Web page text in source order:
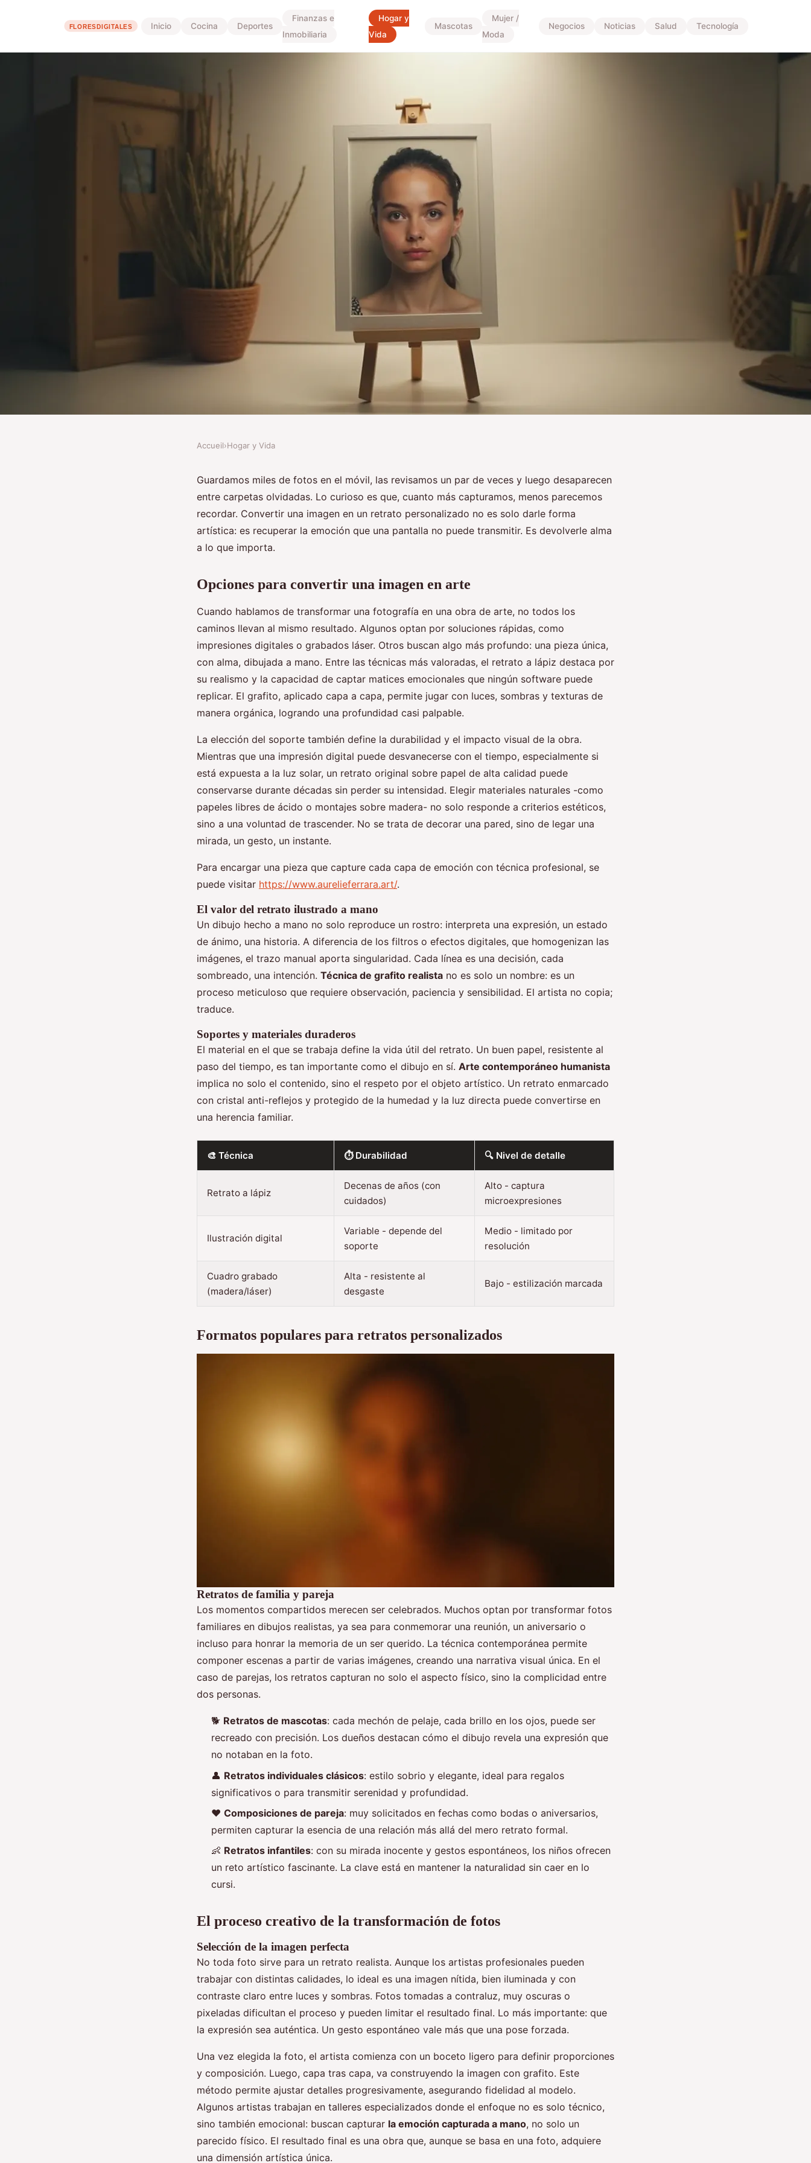
Inicio Cocina Deportes
Finanzas e
Inmobiliaria
Hogar y
Vida
Mascotas
Mujer /
Moda
Negocios Noticias Salud Tecnología
Transformar fotos en retratos
personalizados únicos
7 min de lecture
Accueil›Hogar y Vida
Guardamos miles de fotos en el móvil, las revisamos un par de veces y luego desaparecen
entre carpetas olvidadas. Lo curioso es que, cuanto más capturamos, menos parecemos
recordar. Convertir una imagen en un retrato personalizado no es solo darle forma
artística: es recuperar la emoción que una pantalla no puede transmitir. Es devolverle alma
a lo que importa.
Opciones para convertir una imagen en arte
Cuando hablamos de transformar una fotografía en una obra de arte, no todos los
caminos llevan al mismo resultado. Algunos optan por soluciones rápidas, como
impresiones digitales o grabados láser. Otros buscan algo más profundo: una pieza única,
con alma, dibujada a mano. Entre las técnicas más valoradas, el retrato a lápiz destaca por
su realismo y la capacidad de captar matices emocionales que ningún software puede
replicar. El grafito, aplicado capa a capa, permite jugar con luces, sombras y texturas de
manera orgánica, logrando una profundidad casi palpable.
La elección del soporte también define la durabilidad y el impacto visual de la obra.
Mientras que una impresión digital puede desvanecerse con el tiempo, especialmente si
está expuesta a la luz solar, un retrato original sobre papel de alta calidad puede
conservarse durante décadas sin perder su intensidad. Elegir materiales naturales -como
papeles libres de ácido o montajes sobre madera- no solo responde a criterios estéticos,
sino a una voluntad de trascender. No se trata de decorar una pared, sino de legar una
mirada, un gesto, un instante.
Para encargar una pieza que capture cada capa de emoción con técnica profesional, se
puede visitar https://www.aurelieferrara.art/.
El valor del retrato ilustrado a mano
Un dibujo hecho a mano no solo reproduce un rostro: interpreta una expresión, un estado
de ánimo, una historia. A diferencia de los filtros o efectos digitales, que homogenizan las
imágenes, el trazo manual aporta singularidad. Cada línea es una decisión, cada
sombreado, una intención. Técnica de grafito realista no es solo un nombre: es un
proceso meticuloso que requiere observación, paciencia y sensibilidad. El artista no copia;
traduce.
Soportes y materiales duraderos
El material en el que se trabaja define la vida útil del retrato. Un buen papel, resistente al
paso del tiempo, es tan importante como el dibujo en sí. Arte contemporáneo humanista
implica no solo el contenido, sino el respeto por el objeto artístico. Un retrato enmarcado
con cristal anti-reflejos y protegido de la humedad y la luz directa puede convertirse en
una herencia familiar.
🎨 Técnica ⏱️ Durabilidad 🔍 Nivel de detalle
Retrato a lápiz
Decenas de años (con
cuidados)
Alto - captura
microexpresiones
Ilustración digital
Variable - depende del
soporte
Medio - limitado por
resolución
Cuadro grabado
(madera/láser)
Alta - resistente al
desgaste
Bajo - estilización marcada
Formatos populares para retratos personalizados
Retratos de familia y pareja
Los momentos compartidos merecen ser celebrados. Muchos optan por transformar fotos
familiares en dibujos realistas, ya sea para conmemorar una reunión, un aniversario o
incluso para honrar la memoria de un ser querido. La técnica contemporánea permite
componer escenas a partir de varias imágenes, creando una narrativa visual única. En el
caso de parejas, los retratos capturan no solo el aspecto físico, sino la complicidad entre
dos personas.
🐕 Retratos de mascotas: cada mechón de pelaje, cada brillo en los ojos, puede ser
recreado con precisión. Los dueños destacan cómo el dibujo revela una expresión que
no notaban en la foto.
👤 Retratos individuales clásicos: estilo sobrio y elegante, ideal para regalos
significativos o para transmitir serenidad y profundidad.
❤️ Composiciones de pareja: muy solicitados en fechas como bodas o aniversarios,
permiten capturar la esencia de una relación más allá del mero retrato formal.
👶 Retratos infantiles: con su mirada inocente y gestos espontáneos, los niños ofrecen
un reto artístico fascinante. La clave está en mantener la naturalidad sin caer en lo
cursi.
El proceso creativo de la transformación de fotos
Selección de la imagen perfecta
No toda foto sirve para un retrato realista. Aunque los artistas profesionales pueden
trabajar con distintas calidades, lo ideal es una imagen nítida, bien iluminada y con
contraste claro entre luces y sombras. Fotos tomadas a contraluz, muy oscuras o
pixeladas dificultan el proceso y pueden limitar el resultado final. Lo más importante: que
la expresión sea auténtica. Un gesto espontáneo vale más que una pose forzada.
Una vez elegida la foto, el artista comienza con un boceto ligero para definir proporciones
y composición. Luego, capa tras capa, va construyendo la imagen con grafito. Este
método permite ajustar detalles progresivamente, asegurando fidelidad al modelo.
Algunos artistas trabajan en talleres especializados donde el enfoque no es solo técnico,
sino también emocional: buscan capturar la emoción capturada a mano, no solo un
parecido físico. El resultado final es una obra que, aunque se basa en una foto, adquiere
una dimensión artística única.